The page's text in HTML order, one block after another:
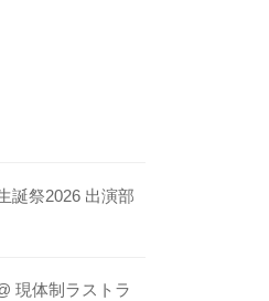
誕祭2026 出演部
現体制ラストラ